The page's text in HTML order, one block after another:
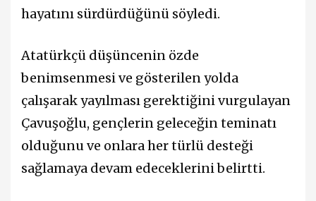
hayatını sürdürdüğünü söyledi.
Atatürkçü düşüncenin özde
benimsenmesi ve gösterilen yolda
çalışarak yayılması gerektiğini vurgulayan
Çavuşoğlu, gençlerin geleceğin teminatı
olduğunu ve onlara her türlü desteği
sağlamaya devam edeceklerini belirtti.